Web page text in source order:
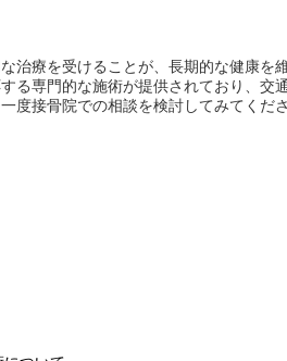
治療を受けることが、長期的な健康を
る専門的な施術が提供されており、交
度接骨院での相談を検討してみてくだ